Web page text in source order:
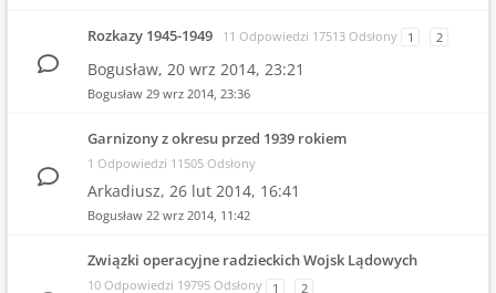
Rozkazy 1945-1949 11 Odpowiedzi 17513 Odsłony 1 2
Bogusław, 20 wrz 2014, 23:21
Bogusław 29 wrz 2014, 23:36
Garnizony z okresu przed 1939 rokiem
1 Odpowiedzi 11505 Odsłony
Arkadiusz, 26 lut 2014, 16:41
Bogusław 22 wrz 2014, 11:42
Związki operacyjne radzieckich Wojsk Lądowych
10 Odpowiedzi 19795 Odsłony 1 2